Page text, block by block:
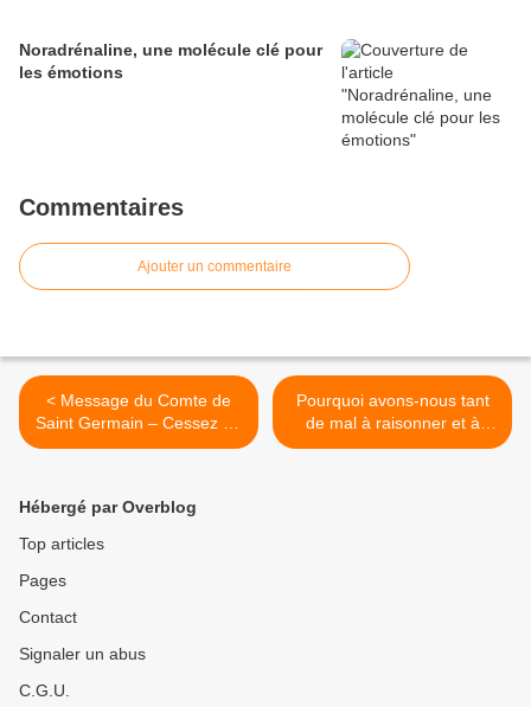
Noradrénaline, une molécule clé pour
les émotions
Commentaires
Ajouter un commentaire
< Message du Comte de
Saint Germain – Cessez de
vous identifier à la 3e
Pourquoi avons-nous tant
de mal à raisonner et à
résoudre les problèmes ? >
Hébergé par Overblog
Top articles
Pages
Contact
Signaler un abus
C.G.U.